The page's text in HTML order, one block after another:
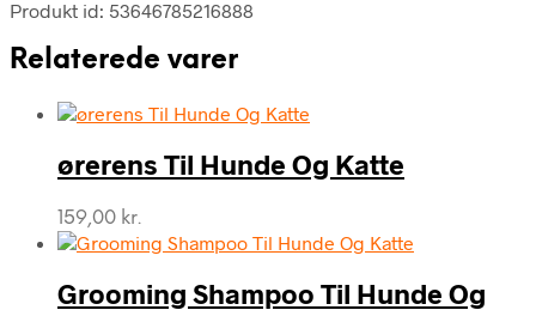
Produkt id: 53646785216888
Relaterede varer
ørerens Til Hunde Og Katte
159,00 kr.
Grooming Shampoo Til Hunde Og